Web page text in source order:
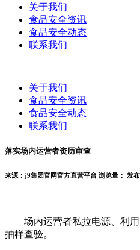
关于我们
食品安全资讯
食品安全动态
联系我们
关于我们
食品安全资讯
食品安全动态
联系我们
落实场内运营者资历审查
来源：j9集团官网官方直营平台 浏览量： 发
场内运营者私拉电源、利用
抽样查验。